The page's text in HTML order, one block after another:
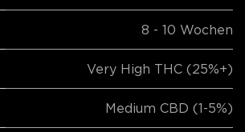
8 - 10 Wochen
Very High THC (25%+)
Medium CBD (1-5%)